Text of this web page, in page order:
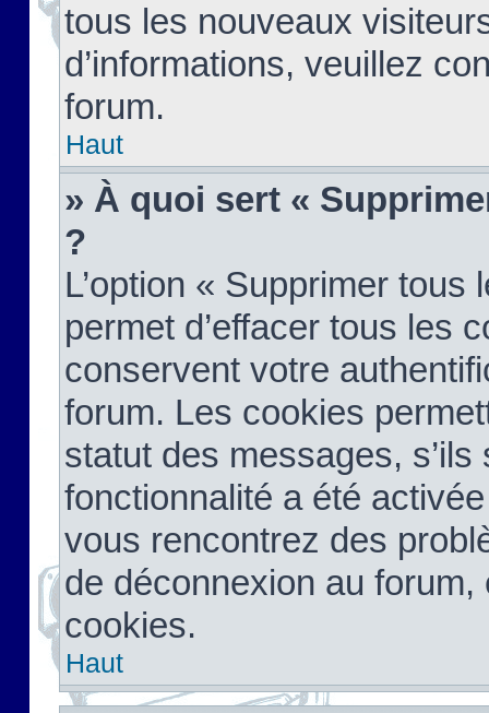
tous les nouveaux
d’informations, veuillez
forum.
Haut
» À quoi sert «
?
L’option « Supprimer
permet d’effacer tous les
conservent votre
forum. Les cookies
statut des messages,
fonctionnalité a été
vous rencontrez des
de déconnexion au
cookies.
Haut